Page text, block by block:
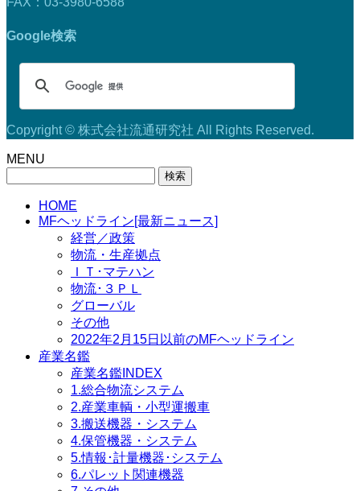
Google検索
Copyright © 株式会社流通研究社 All Rights Reserved.
MENU
HOME
MFヘッドライン[最新ニュース]
経営／政策
物流・生産拠点
ＩＴ･マテハン
物流･３ＰＬ
グローバル
その他
2022年2月15日以前のMFヘッドライン
産業名鑑
産業名鑑INDEX
1.総合物流システム
2.産業車輌・小型運搬車
3.搬送機器・システム
4.保管機器・システム
5.情報･計量機器･システム
6.パレット関連機器